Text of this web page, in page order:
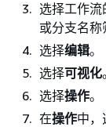
选择工作流
或分支名称
选择编辑。
选择可视化。
选择操作。
在操作中，